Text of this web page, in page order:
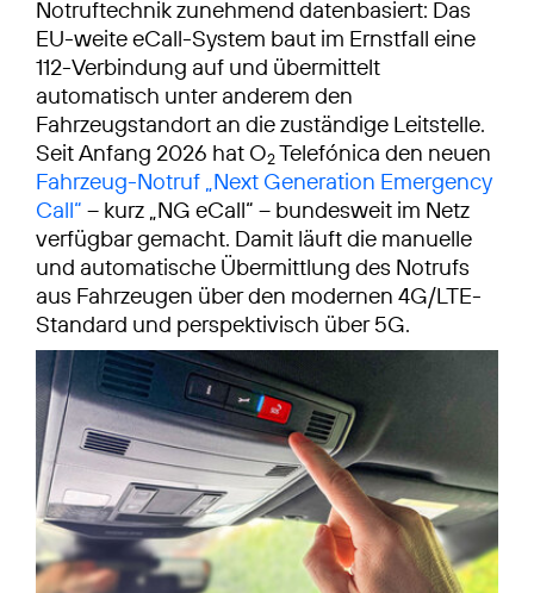
Notruftechnik zunehmend datenbasiert: Das
EU-weite eCall-System baut im Ernstfall eine
112-Verbindung auf und übermittelt
automatisch unter anderem den
Fahrzeugstandort an die zuständige Leitstelle.
Seit Anfang 2026 hat O2Telefónica den neuen
Fahrzeug-Notruf „Next Generation Emergency
Call“ – kurz „NG eCall“ – bundesweit im Netz
verfügbar gemacht. Damit läuft die manuelle
und automatische Übermittlung des Notrufs
aus Fahrzeugen über den modernen 4G/LTE-
Standard und perspektivisch über 5G.